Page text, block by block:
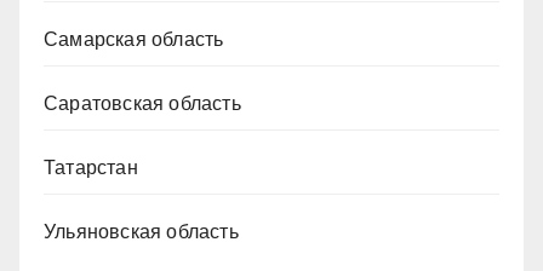
Самарская область
Саратовская область
Татарстан
Ульяновская область